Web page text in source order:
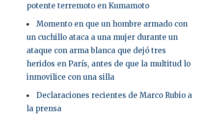
potente terremoto en Kumamoto
Momento en que un hombre armado con
un cuchillo ataca a una mujer durante un
ataque con arma blanca que dejó tres
heridos en París, antes de que la multitud lo
inmovilice con una silla
Declaraciones recientes de Marco Rubio a
la prensa